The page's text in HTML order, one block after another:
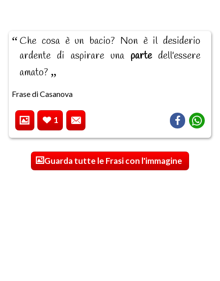
Che cosa è un bacio? Non è il desiderio
ardente di aspirare una partedell'essere
amato?
Frase di Casanova
1
Guarda tutte le Frasi con l'immagine